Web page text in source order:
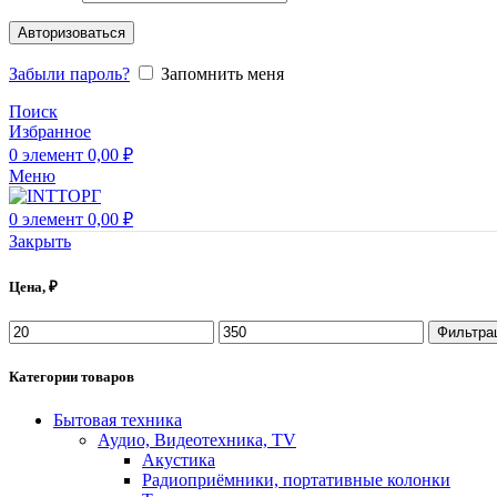
Авторизоваться
Забыли пароль?
Запомнить меня
Поиск
Избранное
0 элемент 0,00 ₽
Меню
0 элемент 0,00 ₽
Закрыть
Цена, ₽
Категории товаров
Бытовая техника
Аудио, Видеотехника, TV
Акустика
Радиоприёмники, портативные колонки